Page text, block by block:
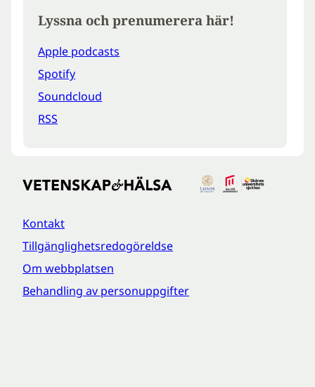
Lyssna och prenumerera här!
Apple podcasts
Spotify
Soundcloud
RSS
Kontakt
Tillgänglighetsredogöreldse
Om webbplatsen
Behandling av personuppgifter